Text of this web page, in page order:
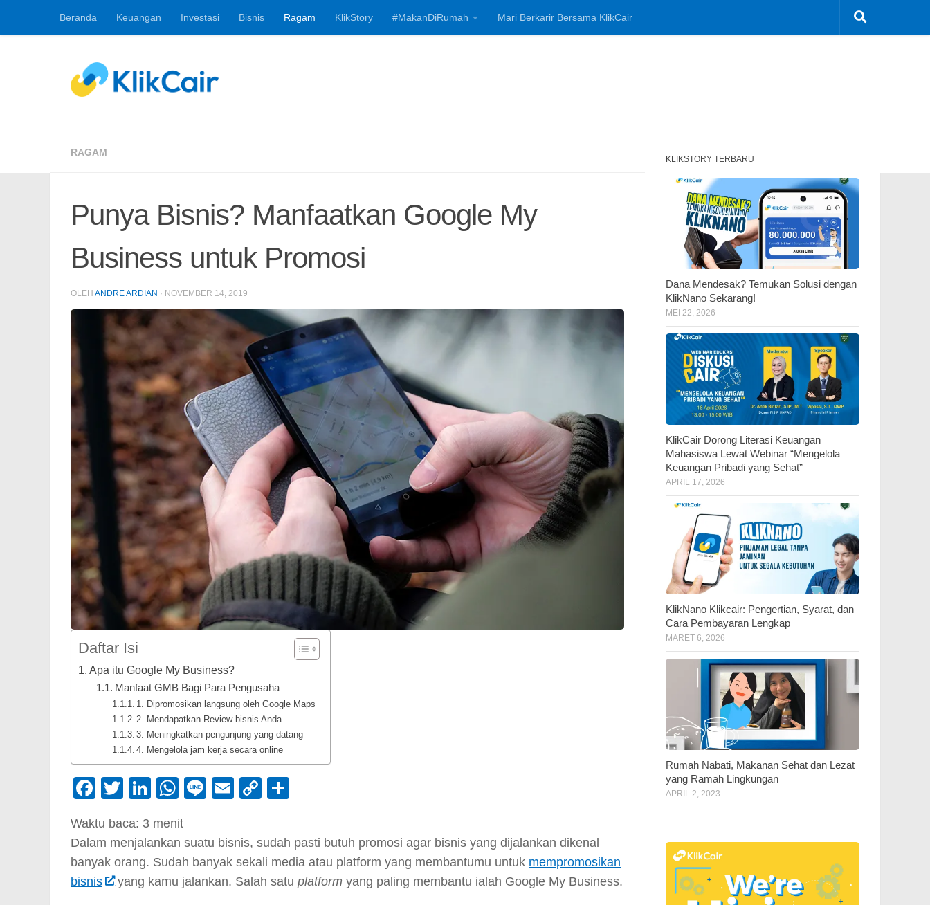
Skip to content
Beranda Keuangan Investasi Bisnis Ragam KlikStory #MakanDiRumah Mari Berkarir Bersama KlikCair
RAGAM
Punya Bisnis? Manfaatkan Google My
Business untuk Promosi
OLEH ANDRE ARDIAN · NOVEMBER 14, 2019
Daftar Isi
Apa itu Google My Business?
Manfaat GMB Bagi Para Pengusaha
1. Dipromosikan langsung oleh Google Maps
2. Mendapatkan Review bisnis Anda
3. Meningkatkan pengunjung yang datang
4. Mengelola jam kerja secara online
Facebook
Twitter
LinkedIn
WhatsApp
LineEmail
Copy
Waktu baca: 3 menit
Dalam menjalankan suatu bisnis, sudah pasti butuh promosi agar bisnis yang dijalankan dikenal
banyak orang. Sudah banyak sekali media atau platform yang membantumu untuk mempromosikan
bisnis
yang kamu jalankan. Salah satu platform yang paling membantu ialah Google My Business.
KLIKSTORY TERBARU
Dana Mendesak? Temukan Solusi dengan
KlikNano Sekarang!
MEI 22, 2026
KlikCair Dorong Literasi Keuangan
Mahasiswa Lewat Webinar “Mengelola
Keuangan Pribadi yang Sehat”
APRIL 17, 2026
KlikNano Klikcair: Pengertian, Syarat, dan
Cara Pembayaran Lengkap
MARET 6, 2026
Rumah Nabati, Makanan Sehat dan Lezat
yang Ramah Lingkungan
APRIL 2, 2023